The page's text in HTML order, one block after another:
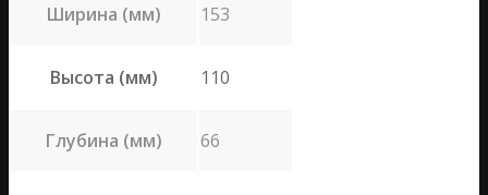
Ширина (мм) 153
Высота (мм) 110
Глубина (мм) 66